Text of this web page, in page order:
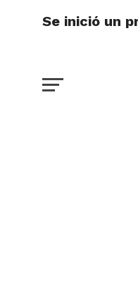
Se inició un